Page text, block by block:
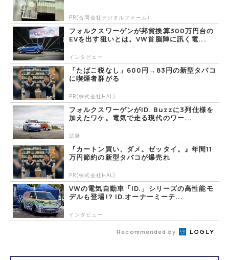
PR(合同会社デジタルファーム)
フォルクスワーゲンが邦貨換算300万円台の
EVを出す狙いとは。VW首脳陣に訊く電...
インタビュー
「たばこ税なし」600円→83円の新型タバコ
に喫煙者群がる
PR(株式会社HAL)
フォルクスワーゲンがID. Buzzに3列仕様を
加えたワケ。電気で走る現代のワー...
試乗
『カートン買い、ダメ。ゼッタイ。』年間11
万円節約の新型タバコが爆売れ
PR(株式会社HAL)
VWの電気自動車「ID.」シリーズの高性能モ
デルも登場!? ID.オーナーミーテ...
インタビュー
Recommended by